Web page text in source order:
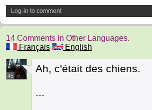
Log-in to comment
14 Comments In Other Languages.
Français
English
45
Ah, c'était des chiens.
...